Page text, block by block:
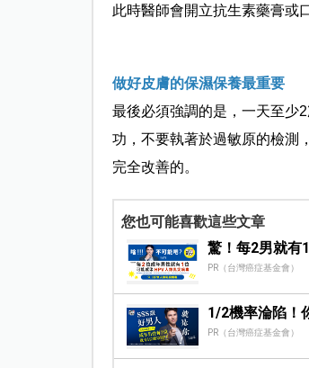
此時醫師會開立抗生素藥膏或
做好皮膚的保濕保養最重要
最後必須強調的是，一天至少
功，不要執著於過敏原的檢測
完全改善的。
您也可能喜歡這些文章
驚！每2男就有
PR（台灣癌症基金會）
1/2機率淪陷！
PR（台灣癌症基金會）